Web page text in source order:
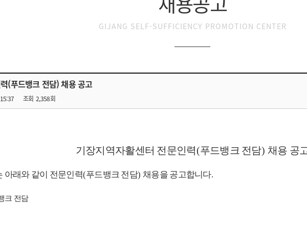
GIJANG SELF-SUFFICIENCY PROMOTION CENTER
(푸드뱅크 전담) 채용 공고
조회 2,358회
기장지역자활센터 전문인력(푸드뱅크 전담) 채용 공
아래와 같이 전문인력(푸드뱅크 전담)채용을 공고합니다.
크 전담